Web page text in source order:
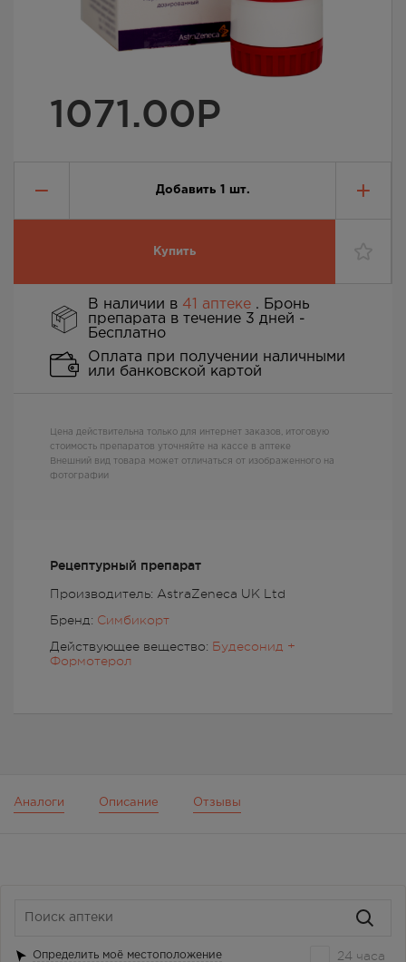
1071.00Р
Добавить 1 шт.
Купить
Рецептурный препарат
Производитель: AstraZeneca UK Ltd
Бренд: Симбикорт
Действующее вещество: Будесонид +
Формотерол
В наличии в 41 аптеке . Бронь
препарата в течение 3 дней -
Бесплатно
Оплата при получении наличными
или банковской картой
Цена действительна только для интернет заказов, итоговую
стоимость препаратов уточняйте на кассе в аптеке
Внешний вид товара может отличаться от изображенного на
фотографии
Аналоги Описание Отзывы
Определить моё местоположение 24 часа